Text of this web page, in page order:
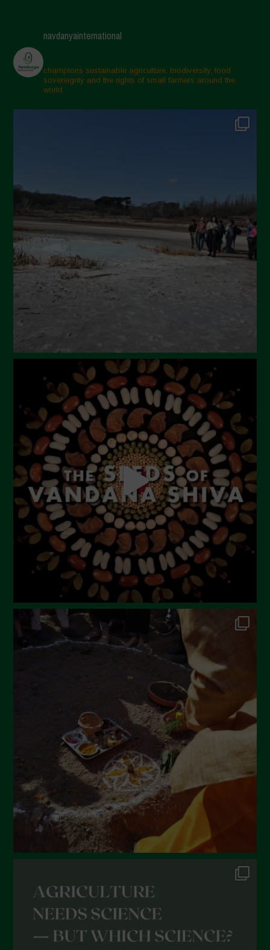
Aprile 2025
Marzo 2025
Febbraio 2025
Gennaio 2025
Settembre 2024
Luglio 2024
Maggio 2024
Aprile 2024
Marzo 2024
Febbraio 2024
Ottobre 2023
Settembre 2023
Agosto 2023
Luglio 2023
Giugno 2023
Maggio 2023
Aprile 2023
Marzo 2023
Febbraio 2023
Dicembre 2022
Novembre 2022
Ottobre 2022
Settembre 2022
Aprile 2022
Marzo 2022
Febbraio 2022
Gennaio 2022
Dicembre 2021
Novembre 2021
Settembre 2021
Agosto 2021
Luglio 2021
navdanyainternational
champions sustainable agriculture, biodiversity, food
sovereignty and the rights of small farmers around the
world.